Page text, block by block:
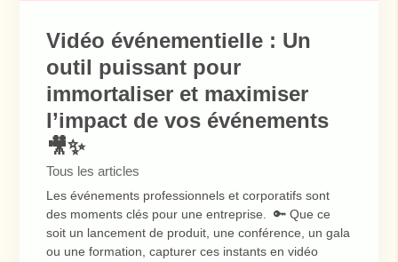
Vidéo événementielle : Un
outil puissant pour
immortaliser et maximiser
l’impact de vos événements
🎥✨
Tous les articles
Les événements professionnels et corporatifs sont
des moments clés pour une entreprise. 🔑 Que ce
soit un lancement de produit, une conférence, un gala
ou une formation, capturer ces instants en vidéo